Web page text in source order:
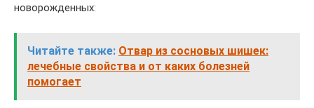
новорожденных:
Читайте также: Отвар из сосновых шишек:
лечебные свойства и от каких болезней
помогает